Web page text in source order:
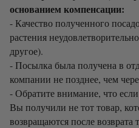
основанием компенсации:
- Качество полученного
растения
другое).
- Посылка была получена в
компании не позднее, чем
- Обратите внимание, что
Вы получили не тот товар,
возвращаются после возврата